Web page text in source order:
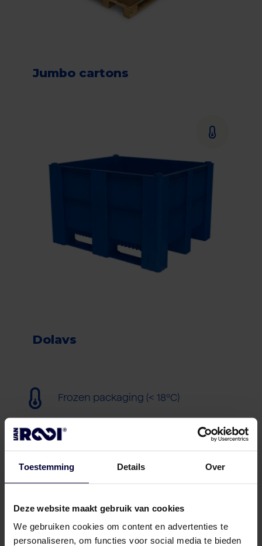
Toestemming Details Over
Deze website maakt gebruik van cookies
We gebruiken cookies om content en advertenties te
personaliseren, om functies voor social media te bieden
Jumbo cartons
Dolavs
Frozen packaging (< 18ºC)